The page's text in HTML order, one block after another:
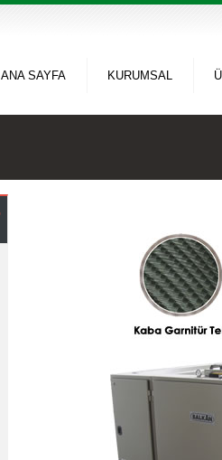
ANA SAYFA KURUMSAL